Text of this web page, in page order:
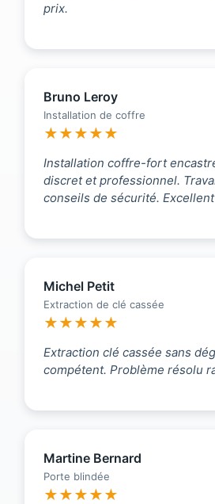
prix.
Bruno Leroy
Installation de coffre
★★★★★
Installation coffre-fort
discret et professionnel.
conseils de sécurité.
Michel Petit
Extraction de clé cassée
★★★★★
Extraction clé cassée sans
compétent. Problème résolu
Martine Bernard
Porte blindée
★★★★★